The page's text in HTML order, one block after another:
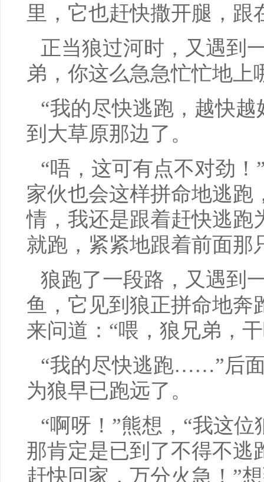
里，它也赶快撒开腿，跟
正当狼过河时，又遇到
弟，你这么急急忙忙地上
“我的尽快逃跑，越快
到大草原那边了。
“唔，这可有点不对劲
家伙也会这样拼命地逃跑
情，我还是跟着赶快逃跑
就跑，紧紧地跟着前面那
狼跑了一段路，又遇到
鱼，它见到狼正拼命地奔
来问道：“喂，狼兄弟，
“我的尽快逃跑……”后
为狼早已跑远了。
“啊呀！”熊想，“我这
那肯定是已到了不得不逃
赶快回家，万分火急！”